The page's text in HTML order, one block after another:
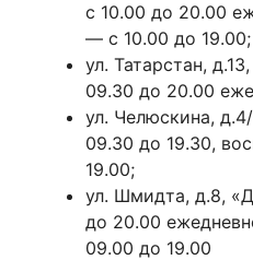
с 10.00 до 20.00
— с 10.00 до 19.00;
ул. Татарстан,
09.30 до 20.00
ул. Челюскина,
09.30 до 19.30,
19.00;
ул. Шмидта, д.8,
до 20.00
09.00 до 19.00